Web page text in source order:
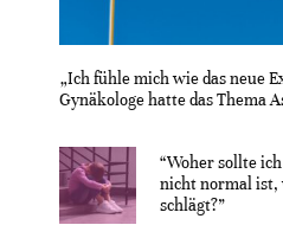
„Ich fühle mich wie das neue
Gynäkologe hatte das Thema
“Woher sollte
nicht normal ist,
schlägt?”